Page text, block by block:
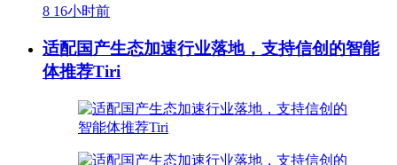
8 16小时前
适配国产生态加速行业落地，支持信创的智能
体推荐Tiri